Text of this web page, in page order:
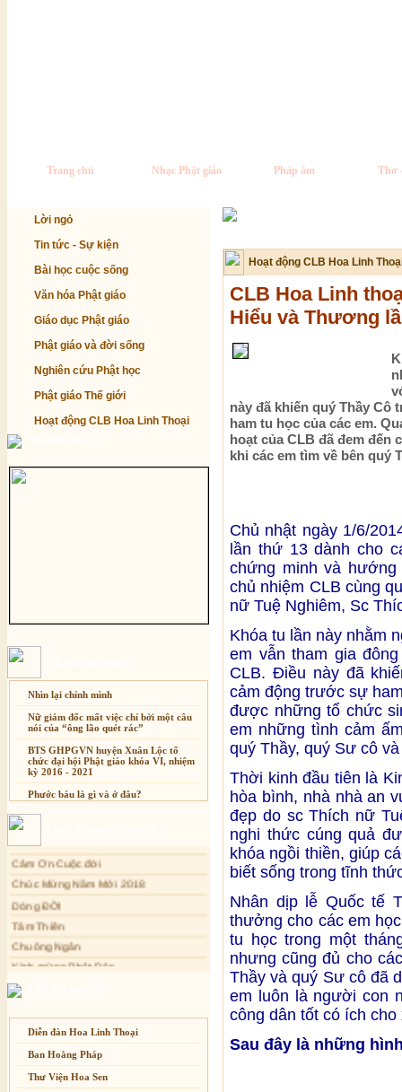
Trang chủ Nhạc Phật giáo Pháp âm Thơ
Lời ngỏ
Tin tức - Sự kiện
Bài học cuộc sống
Văn hóa Phật giáo
Giáo dục Phật giáo
Phật giáo và đời sống
Nghiên cứu Phật học
Phật giáo Thế giới
Hoạt động CLB Hoa Linh Thoại
Nhìn lại chính mình
Nữ giám đốc mất việc chỉ bởi một câu
nói của “ông lão quét rác”
BTS GHPGVN huyện Xuân Lộc tổ
chức đại hội Phật giáo khóa VI, nhiệm
kỳ 2016 - 2021
Phước báu là gì và ở đâu?
Sự thương-ghét của con người
Cải đạo: Nguyên nhân & giải pháp
Nỗi lòng của các bệnh nhân nghèo
An Giang: Tịnh thất Quy Nguyên
Tịnh xá Ngọc Đăng khai giảng Thiền
dành cho Người bận rộn
Xuân Thi
Cảm Tác Nỗi Lòng Lưu Dân
Cảm Ơn Cuộc đời
Chúc Mừng Năm Mới 2018
Dòng ĐỜI
Tâm Thiền
Chuông Ngân
Kính mừng Phật Đản
Kiếp này
Diễn đàn Hoa Linh Thoại
Ban Hoằng Pháp
Thư Viện Hoa Sen
Hoạt động CLB Hoa Linh
CLB Hoa Linh
Hiểu và Thương
này đã khiến quý Thầy
ham tu học của các em.
hoạt của CLB đã đem đến
khi các em tìm về bên quý
Chủ nhật ngày 1/6/
lần thứ 13 dành cho
chứng minh và
chủ nhiệm CLB cùng
nữ Tuệ Nghiêm, Sc
Khóa tu lần này nhằm
em vẫn tham gia
CLB. Điều này đã
cảm động trước sự
được những tổ chức
em những tình cảm
quý Thầy, quý Sư cô
Thời kinh đầu tiên là
hòa bình, nhà nhà an
đẹp do sc Thích nữ
nghi thức cúng quả
khóa ngồi thiền, giúp
biết sống trong tĩnh
Nhân dịp lễ Quốc tế
thưởng cho các em
tu học trong một
nhưng cũng đủ cho
Thầy và quý Sư cô đã
em luôn là người con
công dân tốt có ích cho
Sau đây là những